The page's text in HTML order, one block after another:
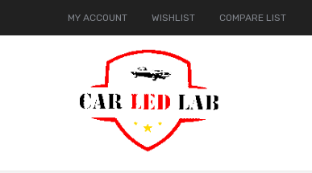
MY ACCOUNT WISHLIST COMPARE LIST